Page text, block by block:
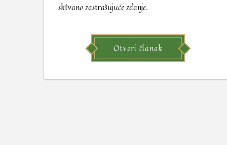
skîvano zastrašujuće zdanje.
Otvori članak